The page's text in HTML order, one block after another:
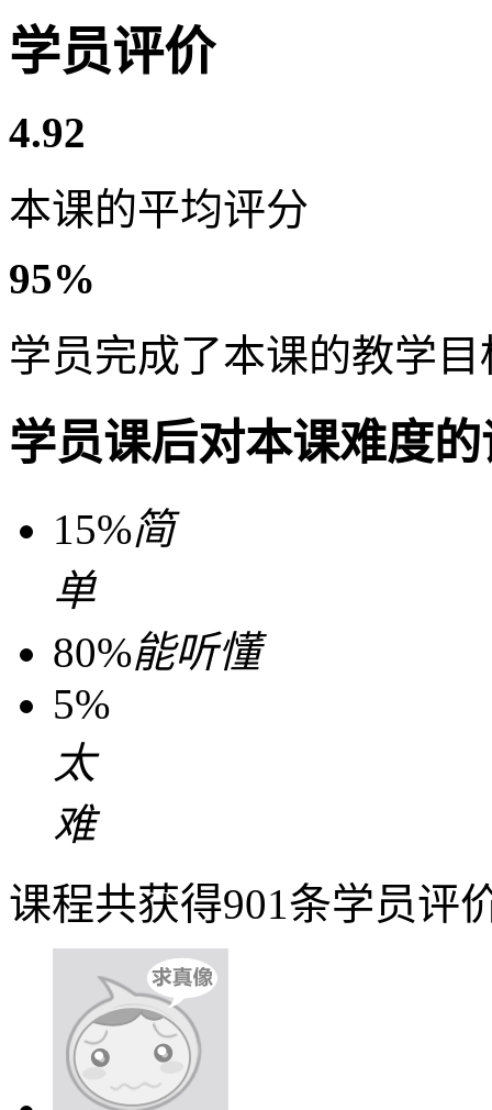
学员评价
4.92
本课的平均评分
95%
学员完成了本课的教学目
学员课后对本课难度
15%简
单
80%能听懂
5%
太
难
课程共获得901条学员评